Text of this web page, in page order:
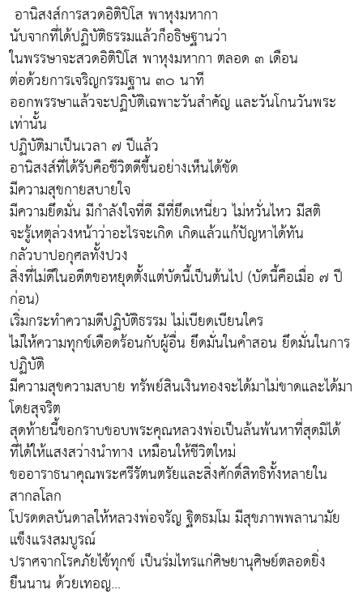
อานิสงส์การสวดอิติปิโส พาหุงมหากา
นับจากที่ได้ปฏิบัติธรรมแล้วก็อธิษฐานว่า
ในพรรษาจะสวดอิติปิโส พาหุงมหากา ตลอด ๓ เดือน
ต่อด้วยการเจริญกรรมฐาน ๓๐ นาที
ออกพรรษาแล้วจะปฏิบัติเฉพาะวันสำคัญ และวันโกนวันพระ
เท่านั้น
ปฏิบัติมาเป็นเวลา ๗ ปีแล้ว
อานิสงส์ที่ได้รับคือชีวิตดีขึ้นอย่างเห็นได้ชัด
มีความสุขกายสบายใจ
มีความยึดมั่น มีกำลังใจที่ดี มีที่ยึดเหนี่ยว ไม่หวั่นไหว มีสติ
จะรู้เหตุล่วงหน้าว่าอะไรจะเกิด เกิดแล้วแก้ปัญหาได้ทัน
กลัวบาปอกุศลทั้งปวง
สิ่งที่ไม่ดีในอดีตขอหยุดตั้งแต่บัดนี้เป็นต้นไป (บัดนี้คือเมื่อ ๗ ปี
ก่อน)
เริ่มกระทำความดีปฏิบัติธรรม ไม่เบียดเบียนใคร
ไม่ให้ความทุกข์เดือดร้อนกับผู้อื่น ยึดมั่นในคำสอน ยึดมั่นในการ
ปฏิบัติ
มีความสุขความสบาย ทรัพย์สินเงินทองจะได้มาไม่ขาดและได้มา
โดยสุจริต
สุดท้ายนี้ขอกราบขอบพระคุณหลวงพ่อเป็นล้นพ้นหาที่สุดมิได้
ที่ได้ให้แสงสว่างนำทาง เหมือนให้ชีวิตใหม่
ขออาราธนาคุณพระศรีรัตนตรัยและสิ่งศักดิ์สิทธิทั้งหลายใน
สากลโลก
โปรดดลบันดาลให้หลวงพ่อจรัญ ฐิตธมฺโม มีสุขภาพพลานามัย
แข็งแรงสมบูรณ์
ปราศจากโรคภัยไข้ทุกข์ เป็นร่มไทรแก่ศิษยานุศิษย์ตลอดยิ่ง
ยืนนาน ด้วยเทอญ...